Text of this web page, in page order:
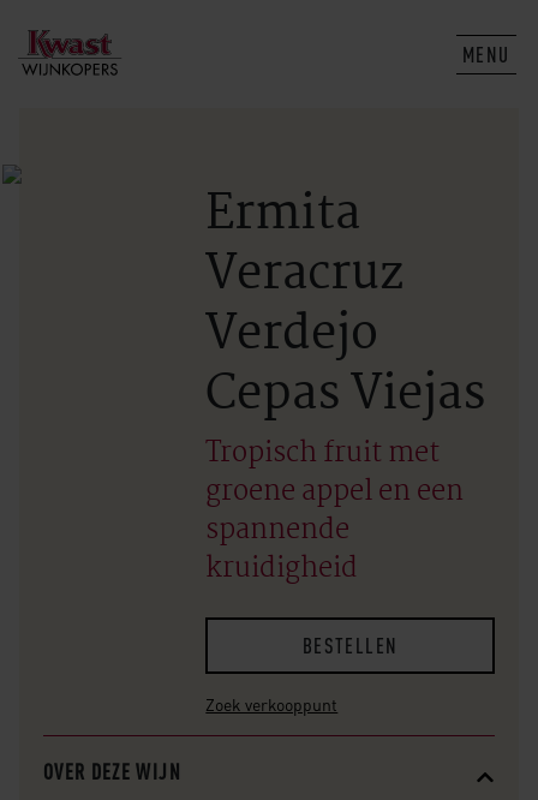
MENU
Ermita
Veracruz
Verdejo
Cepas Viejas
Tropisch fruit met
groene appel en een
spannende
kruidigheid
BESTELLEN
Zoek verkooppunt
OVER DEZE WIJN